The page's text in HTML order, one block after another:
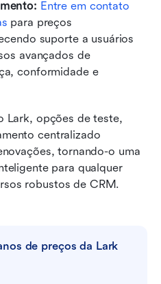
Entre em contato
para preços
suporte a usuários
avançados de
conformidade e
Lark, opções de teste,
centralizado
tornando-o uma
para qualquer
robustos de CRM.
de preços da Lark